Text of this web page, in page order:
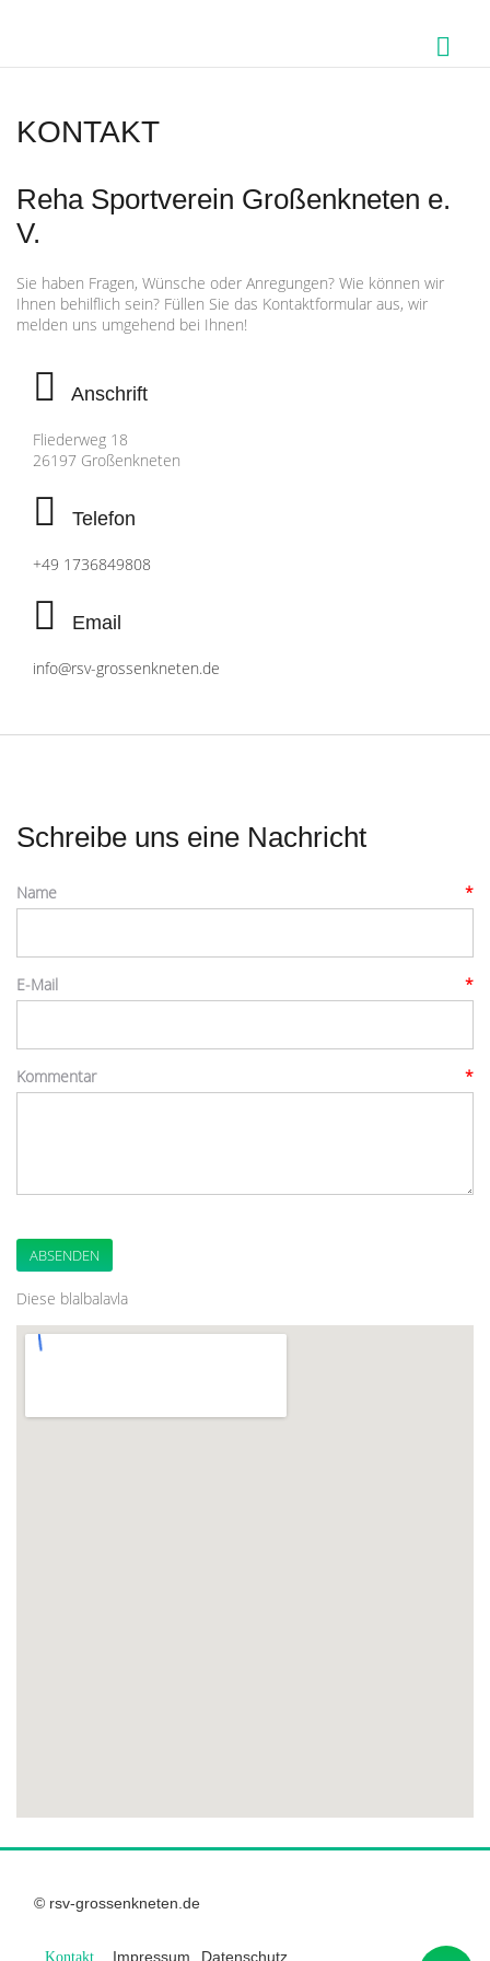
KONTAKT
Reha Sportverein Großenkneten e.
V.
Sie haben Fragen, Wünsche oder Anregungen? Wie können wir
Ihnen behilflich sein? Füllen Sie das Kontaktformular aus, wir
melden uns umgehend bei Ihnen!
Anschrift
Fliederweg 18
26197 Großenkneten
Telefon
+49 1736849808
Email
info@rsv-grossenkneten.de
Schreibe uns eine Nachricht
Name *
E-Mail *
Kommentar *
ABSENDEN
Diese blalbalavla
© rsv-grossenkneten.de
Kontakt Impressum Datenschutz